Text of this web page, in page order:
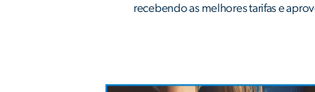
recebendo as melhores tarifas e